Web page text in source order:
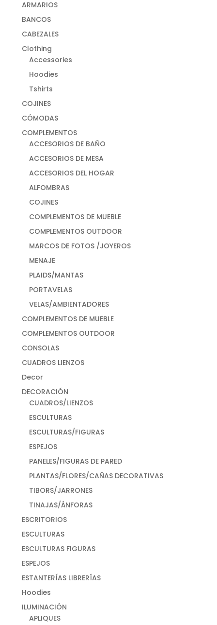
ARMARIOS
BANCOS
CABEZALES
Clothing
Accessories
Hoodies
Tshirts
COJINES
CÓMODAS
COMPLEMENTOS
ACCESORIOS DE BAÑO
ACCESORIOS DE MESA
ACCESORIOS DEL HOGAR
ALFOMBRAS
COJINES
COMPLEMENTOS DE MUEBLE
COMPLEMENTOS OUTDOOR
MARCOS DE FOTOS /JOYEROS
MENAJE
PLAIDS/MANTAS
PORTAVELAS
VELAS/AMBIENTADORES
COMPLEMENTOS DE MUEBLE
COMPLEMENTOS OUTDOOR
CONSOLAS
CUADROS LIENZOS
Decor
DECORACIÓN
CUADROS/LIENZOS
ESCULTURAS
ESCULTURAS/FIGURAS
ESPEJOS
PANELES/FIGURAS DE PARED
PLANTAS/FLORES/CAÑAS DECORATIVAS
TIBORS/JARRONES
TINAJAS/ÁNFORAS
ESCRITORIOS
ESCULTURAS
ESCULTURAS FIGURAS
ESPEJOS
ESTANTERÍAS LIBRERÍAS
Hoodies
ILUMINACIÓN
APLIQUES